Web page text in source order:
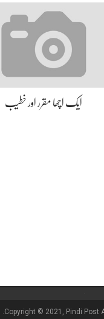
ایک اچھا مقرر اور خطیب
Copyright © 2021, Pindi Post